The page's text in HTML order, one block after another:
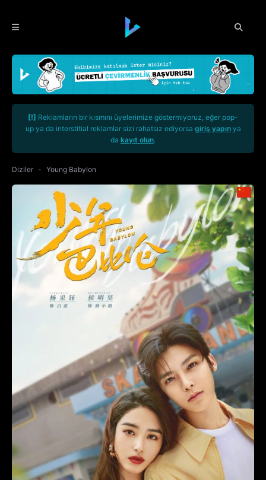
[!] Reklamların bir kısmını üyelerimize göstermiyoruz, eğer pop-
up ya da interstitial reklamlar sizi rahatsız ediyorsa giriş yapınya
da kayıt olun.
Diziler Young Babylon